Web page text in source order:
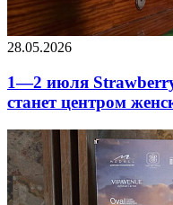
28.05.2026
1—2 июля
станет центром